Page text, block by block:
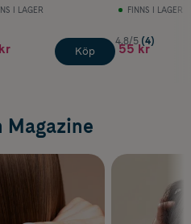
I LAGER
Köp
FINNS I LAGER
4.8/5 (4)
55 kr
Magazine